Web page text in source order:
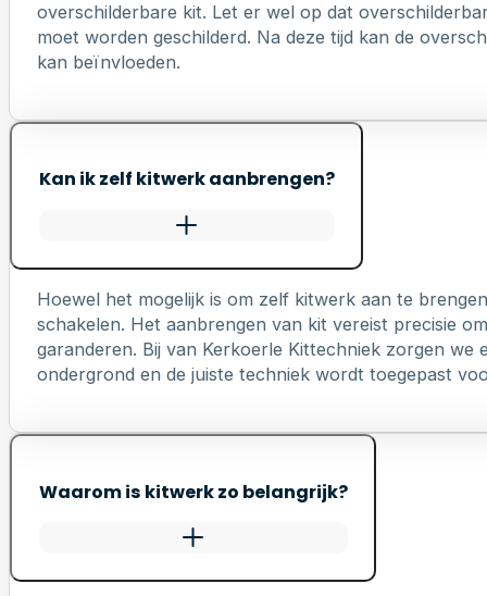
overschilderbare kit. Let er wel op dat
moet worden geschilderd. Na deze tijd kan de
kan beïnvloeden.
Kan ik zelf kitwerk aanbrengen?
Hoewel het mogelijk is om zelf kitwerk aan te
schakelen. Het aanbrengen van kit vereist precisie
garanderen. Bij van Kerkoerle Kittechniek zorgen
ondergrond en de juiste techniek wordt toegepast
Waarom is kitwerk zo belangrijk?